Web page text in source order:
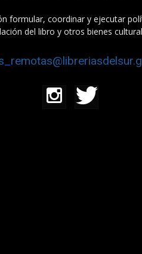
formular, coordinar y ejecutar
del libro y otros bienes